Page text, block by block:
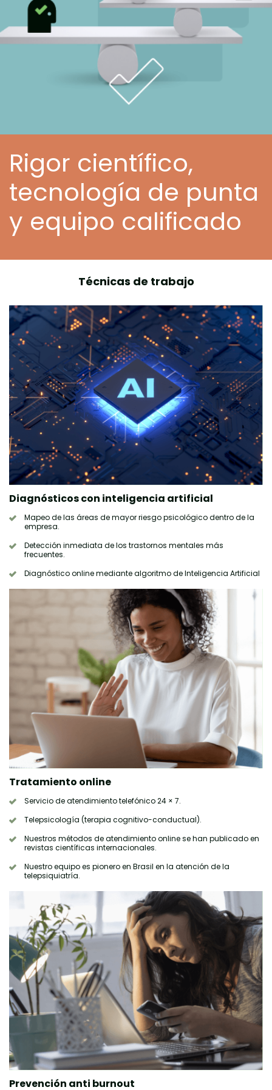
Rigor científico,
tecnología de punta
y equipo calificado
Técnicas de trabajo
Diagnósticos con inteligencia artificial
Mapeo de las áreas de mayor riesgo psicológico dentro de la
empresa.
Detección inmediata de los trastornos mentales más
frecuentes.
Diagnóstico online mediante algoritmo de Inteligencia Artificial
Tratamiento online
Servicio de atendimiento telefónico 24 × 7.
Telepsicología (terapia cognitivo-conductual).
Nuestros métodos de atendimiento online se han publicado en
revistas científicas internacionales.
Nuestro equipo es pionero en Brasil en la atención de la
telepsiquiatría.
Prevención anti burnout